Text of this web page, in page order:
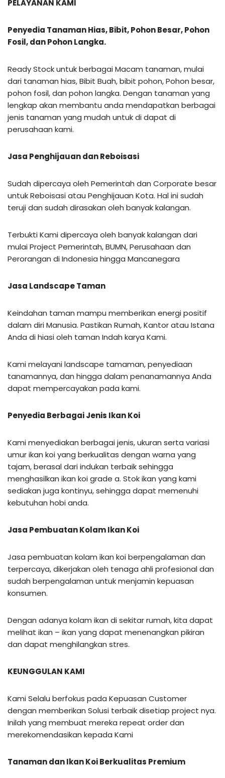
PELAYANAN KAMI
Penyedia Tanaman Hias, Bibit, Pohon Besar, Pohon
Fosil, dan Pohon Langka.
Ready Stock untuk berbagai Macam tanaman, mulai
dari tanaman hias, Bibit Buah, bibit pohon, Pohon besar,
pohon fosil, dan pohon langka. Dengan tanaman yang
lengkap akan membantu anda mendapatkan berbagai
jenis tanaman yang mudah untuk di dapat di
perusahaan kami.
Jasa Penghijauan dan Reboisasi
Sudah dipercaya oleh Pemerintah dan Corporate besar
untuk Reboisasi atau Penghijauan Kota. Hal ini sudah
teruji dan sudah dirasakan oleh banyak kalangan.
Terbukti Kami dipercaya oleh banyak kalangan dari
mulai Project Pemerintah, BUMN, Perusahaan dan
Perorangan di Indonesia hingga Mancanegara
Jasa Landscape Taman
Keindahan taman mampu memberikan energi positif
dalam diri Manusia. Pastikan Rumah, Kantor atau Istana
Anda di hiasi oleh taman Indah karya Kami.
Kami melayani landscape tamaman, penyediaan
tanamannya, dan hingga dalam penanamannya Anda
dapat mempercayakan pada kami.
Penyedia Berbagai Jenis Ikan Koi
Kami menyediakan berbagai jenis, ukuran serta variasi
umur ikan koi yang berkualitas dengan warna yang
tajam, berasal dari indukan terbaik sehingga
menghasilkan ikan koi grade a. Stok ikan yang kami
sediakan juga kontinyu, sehingga dapat memenuhi
kebutuhan hobi anda.
Jasa Pembuatan Kolam Ikan Koi
Jasa pembuatan kolam ikan koi berpengalaman dan
terpercaya, dikerjakan oleh tenaga ahli profesional dan
sudah berpengalaman untuk menjamin kepuasan
konsumen.
Dengan adanya kolam ikan di sekitar rumah, kita dapat
melihat ikan – ikan yang dapat menenangkan pikiran
dan dapat menghilangkan stres.
KEUNGGULAN KAMI
Kami Selalu berfokus pada Kepuasan Customer
dengan memberikan Solusi terbaik disetiap project nya.
Inilah yang membuat mereka repeat order dan
merekomendasikan kepada Kami
Tanaman dan Ikan Koi Berkualitas Premium